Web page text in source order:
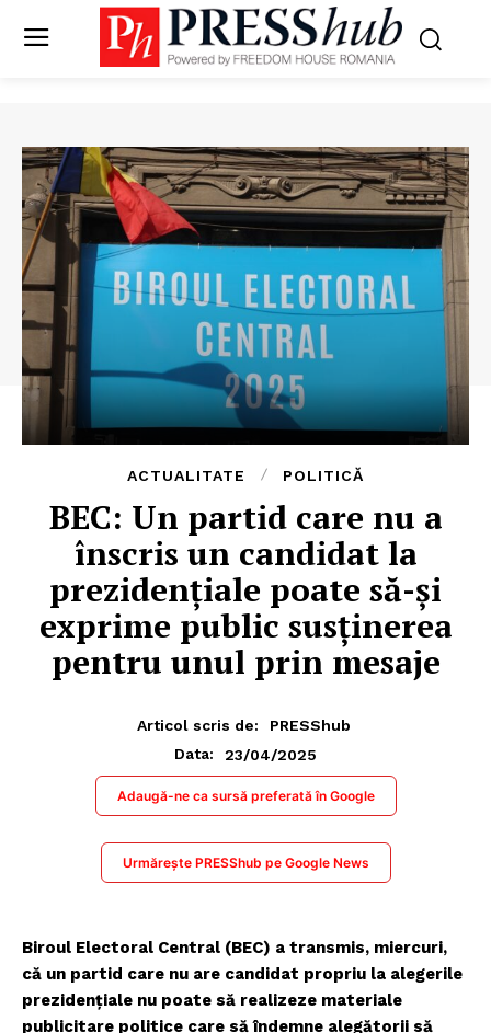
ACTUALITATE POLITICĂ
BEC: Un partid care nu a
înscris un candidat la
prezidențiale poate să-și
exprime public susținerea
pentru unul prin mesaje
Articol scris de:
PRESShub
Data:
23/04/2025
Adaugă-ne ca sursă preferată în Google
Urmărește PRESShub pe Google News
Biroul Electoral Central (BEC) a transmis, miercuri,
că un partid care nu are candidat propriu la alegerile
prezidențiale nu poate să realizeze materiale
publicitare politice care să îndemne alegătorii să